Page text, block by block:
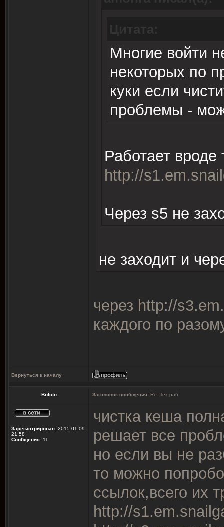
Многие войти
некоторых по
куки если
проблемы -
Работает вроде
http://
Через s5 не
не заходит и
через http://
каждого по
Вернуться к началу
Boloto Заголовок сообщения: Re: Тех раб
Зарегистрирован: 2015-01-09
21:58
Сообщения: 11
чистка кеша
решает все
но если вы не
то можно
ссылок,всего их
http://